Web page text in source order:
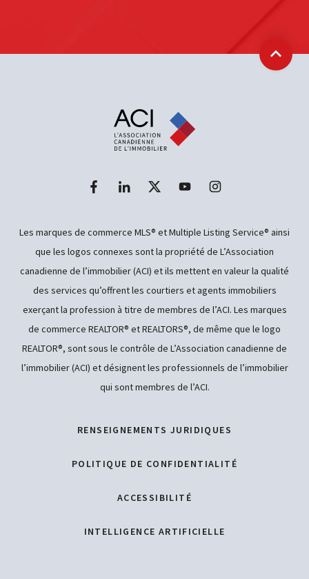
RENSEIGNEMENTS JURIDIQUES
POLITIQUE DE CONFIDENTIALITÉ
ACCESSIBILITÉ
INTELLIGENCE ARTIFICIELLE
Les marques de commerce MLS® et Multiple Listing Service® ainsi
que les logos connexes sont la propriété de L’Association
canadienne de l’immobilier (ACI) et ils mettent en valeur la qualité
des services qu’offrent les courtiers et agents immobiliers
exerçant la profession à titre de membres de l’ACI. Les marques
de commerce REALTOR® et REALTORS®, de même que le logo
REALTOR®, sont sous le contrôle de L’Association canadienne de
l’immobilier (ACI) et désignent les professionnels de l’immobilier
qui sont membres de l’ACI.